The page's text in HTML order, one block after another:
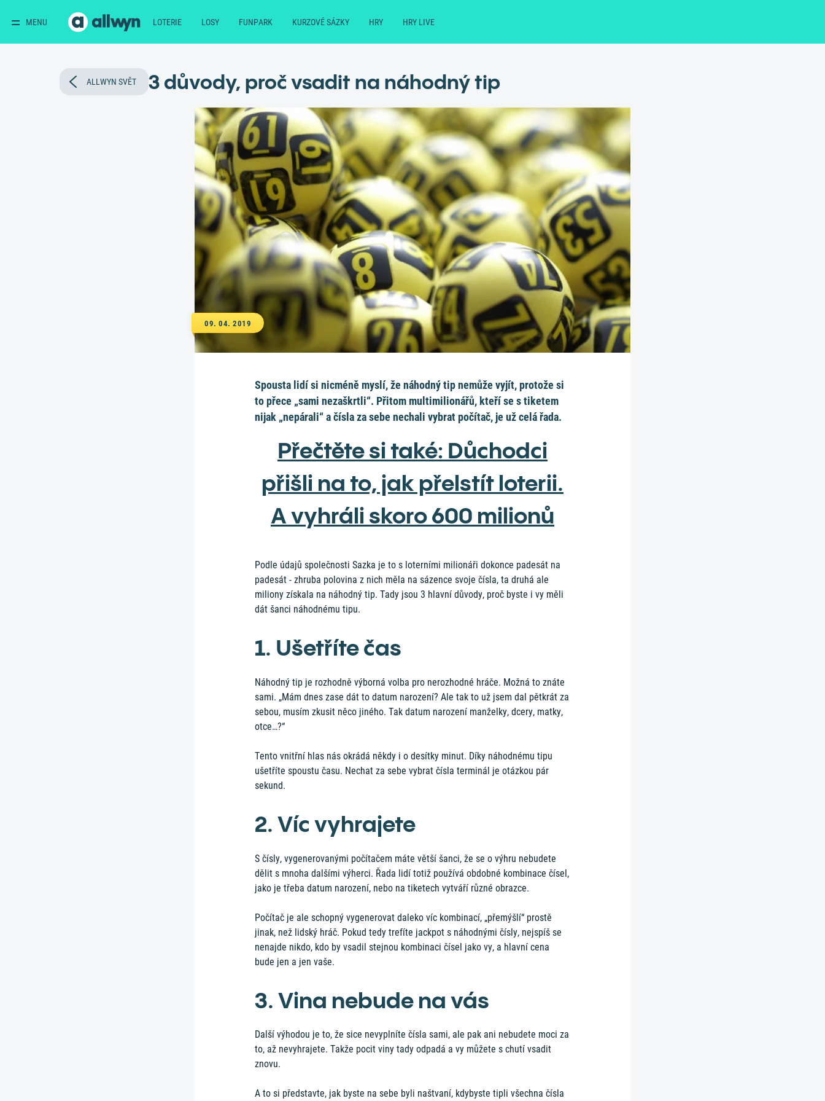
MENU LOTERIE LOSY FUNPARK KURZOVÉ SÁZKY HRY HRY LIVE
ALLWYN SVĚT 3 důvody, proč vsadit na náhodný tip
09. 04. 2019
Spousta lidí si nicméně myslí, že náhodný tip nemůže vyjít, protože si
to přece „sami nezaškrtli“. Přitom multimilionářů, kteří se s tiketem
nijak „nepárali“ a čísla za sebe nechali vybrat počítač, je už celá řada.
Přečtěte si také: Důchodci
přišli na to, jak přelstít loterii.
A vyhráli skoro 600 milionů
Podle údajů společnosti Sazka je to s loterními milionáři dokonce padesát na
padesát - zhruba polovina z nich měla na sázence svoje čísla, ta druhá ale
miliony získala na náhodný tip. Tady jsou 3 hlavní důvody, proč byste i vy měli
dát šanci náhodnému tipu.
1. Ušetříte čas
Náhodný tip je rozhodně výborná volba pro nerozhodné hráče. Možná to znáte
sami. „Mám dnes zase dát to datum narození? Ale tak to už jsem dal pětkrát za
sebou, musím zkusit něco jiného. Tak datum narození manželky, dcery, matky,
otce…?“
Tento vnitřní hlas nás okrádá někdy i o desítky minut. Díky náhodnému tipu
ušetříte spoustu času. Nechat za sebe vybrat čísla terminál je otázkou pár
sekund.
2. Víc vyhrajete
S čísly, vygenerovanými počítačem máte větší šanci, že se o výhru nebudete
dělit s mnoha dalšími výherci. Řada lidí totiž používá obdobné kombinace čísel,
jako je třeba datum narození, nebo na tiketech vytváří různé obrazce.
Počítač je ale schopný vygenerovat daleko víc kombinací, „přemýšlí“ prostě
jinak, než lidský hráč. Pokud tedy trefíte jackpot s náhodnými čísly, nejspíš se
nenajde nikdo, kdo by vsadil stejnou kombinaci čísel jako vy, a hlavní cena
bude jen a jen vaše.
3. Vina nebude na vás
Další výhodou je to, že sice nevyplníte čísla sami, ale pak ani nebudete moci za
to, až nevyhrajete. Takže pocit viny tady odpadá a vy můžete s chutí vsadit
znovu.
A to si představte, jak byste na sebe byli naštvaní, kdybyste tipli všechna čísla